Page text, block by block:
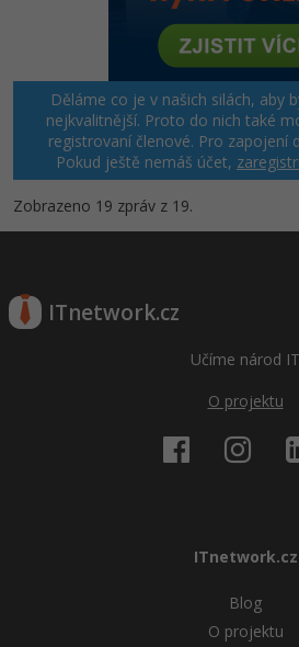
Děláme co je v našich silách, aby
nejkvalitnější. Proto do nich také
registrovaní členové. Pro zapojení
Pokud ještě nemáš účet,
Zobrazeno 19 zpráv z 19.
ITnetwork.cz
Učíme národ IT
O projektu
ITnetwork.cz
Blog
O projektu